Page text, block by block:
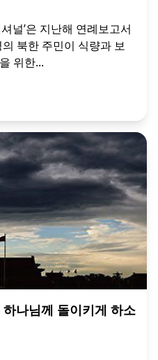
널’은 지난해 연례보고서
북한 주민이 식량과 보
위한...
나님께 돌이키게 하소